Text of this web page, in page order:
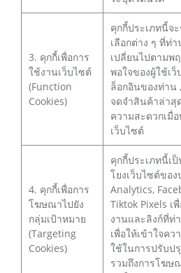
3. คุกกี้เพื่อการ
ใช้งานเว็บไซต์
(Function
Cookies)
คุกกี้ประเภทนี้จ
เลือกต่าง ๆ ที่ท่
เปลี่ยนไปตามพ
พอใจของผู้ใช้เ
ล็อกอินของท่าน
จดจำสินค้าล่าสุ
ความสะดวกเมื่
เว็บไซต์
4. คุกกี้เพื่อการ
โฆษณาไปยัง
กลุ่มเป้าหมาย
(Targeting
Cookies)
คุกกี้ประเภทนี้เ
โยงเว็บไซต์ขอ
Analytics,
Tiktok Pixels เ
งานและลิงก์ที่ท่
เพื่อให้เข้าใจค
ใช้ในการปรับป
รวมถึงการโฆษ